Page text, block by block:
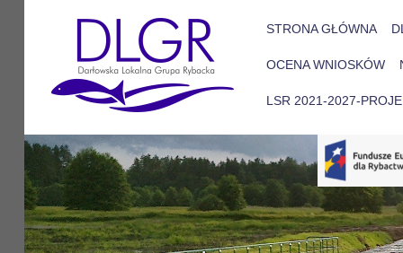
STRONA GŁÓWNA
OCENA WNIOSKÓW
LSR 2021-2027-